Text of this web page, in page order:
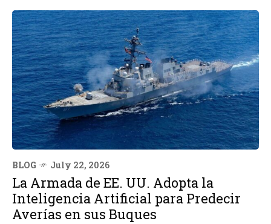
BLOG July 22, 2026
La Armada de EE. UU. Adopta la
Inteligencia Artificial para Predecir
Averías en sus Buques